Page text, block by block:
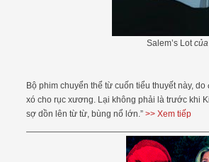
Salem’s Lot
Bộ phim chuyển thể từ cuốn tiểu thuyết này,
xó cho rục xương. Lại không phải là trước khi
sợ dồn lên từ từ, bùng nổ lớn.” >> Xem tiếp